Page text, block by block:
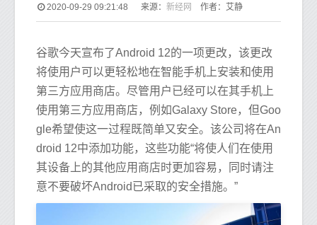
2020-09-29 09:21:48 来源： 新经网 作者：艾静
谷歌今天宣布了Android 12的一项更改，该更改
将使用户可以更轻松地在智能手机上安装和使用
第三方应用商店。尽管用户已经可以在其手机上
使用第三方应用商店，例如Galaxy Store，但Goo
gle希望使这一过程既简单又安全。该公司将在An
droid 12中添加功能，这些功能“将使人们在使用
其设备上的其他应用商店时更加容易，同时请注
意不要破坏Android已采取的安全措施。”